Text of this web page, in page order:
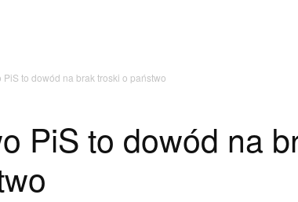
PiS to dowód na brak troski o państwo
PiS to dowód na